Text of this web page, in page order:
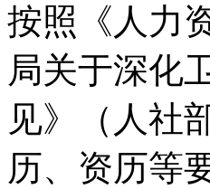
按照《人力
局关于深化
见》（人社
历、资历等